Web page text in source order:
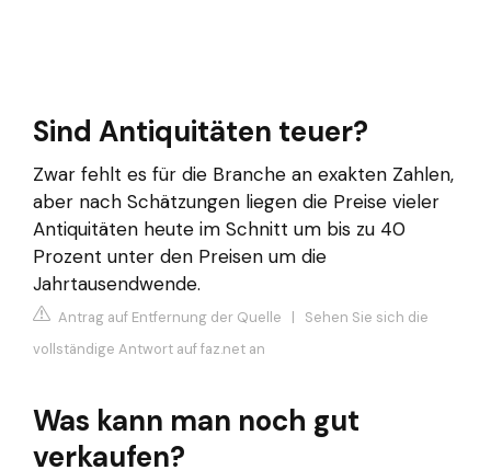
Sind Antiquitäten teuer?
Zwar fehlt es für die Branche an exakten Zahlen,
aber nach Schätzungen liegen die Preise vieler
Antiquitäten heute im Schnitt um bis zu 40
Prozent unter den Preisen um die
Jahrtausendwende.
Antrag auf Entfernung der Quelle | Sehen Sie sich die
vollständige Antwort auf faz.net an
Was kann man noch gut
verkaufen?